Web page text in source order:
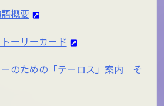
概要
ーリーカード
のための「テーロス」案内 そ